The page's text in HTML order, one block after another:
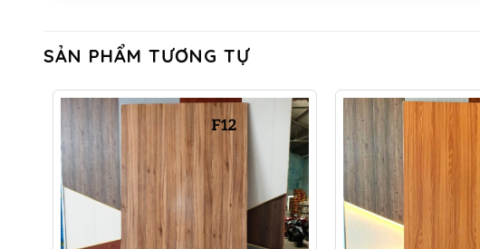
SẢN PHẨM TƯƠNG TỰ